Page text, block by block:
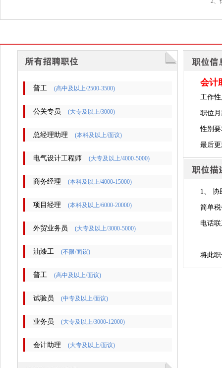
普工 (高中及以上/2500-3500)
公关专员 (大专及以上/3000)
总经理助理 (本科及以上/面议)
电气设计工程师 (大专及以上/4000-5000)
商务经理 (本科及以上/4000-15000)
项目经理 (本科及以上/6000-20000)
外贸业务员 (大专及以上/3000-5000)
油漆工 (不限/面议)
普工 (高中及以上/面议)
试验员 (中专及以上/面议)
业务员 (大专及以上/3000-12000)
会计助理 (大专及以上/面议)
会计
工作
职位
性别
最后
1、 协
简单
电话
将此